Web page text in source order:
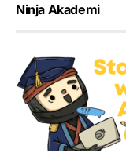
Ninja Akademi